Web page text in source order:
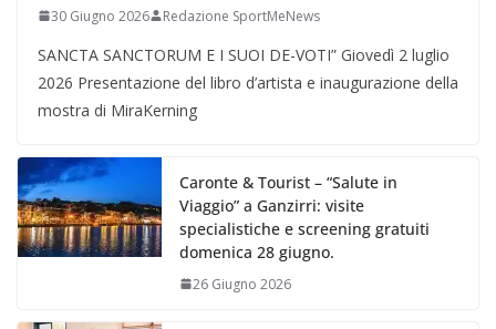
30 Giugno 2026 Redazione SportMeNews
SANCTA SANCTORUM E I SUOI DE-VOTI” Giovedì 2 luglio
2026 Presentazione del libro d’artista e inaugurazione della
mostra di MiraKerning
Caronte & Tourist – “Salute in
Viaggio” a Ganzirri: visite
specialistiche e screening gratuiti
domenica 28 giugno.
26 Giugno 2026